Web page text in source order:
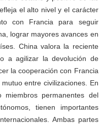
el alto nivel y el carácter
con Francia para seguir
lograr mayores avances en
China valora la reciente
a agilizar la devolución de
la cooperación con Francia
entre civilizaciones. En
permanentes del
tienen importantes
Ambas partes